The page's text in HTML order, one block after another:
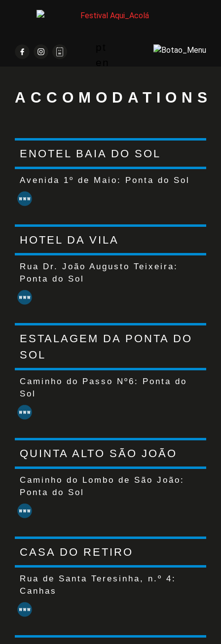
ACCOMODATIONS
ENOTEL BAIA DO SOL
Avenida 1º de Maio: Ponta do Sol
HOTEL DA VILA
Rua Dr. João Augusto Teixeira:
Ponta do Sol
ESTALAGEM DA PONTA DO
SOL
Caminho do Passo Nº6:
Ponta do
Sol
QUINTA ALTO SÃO JOÃO
Caminho do Lombo de São João:
Ponta do Sol
CASA DO RETIRO
Rua de Santa Teresinha, n.º 4:
Canhas